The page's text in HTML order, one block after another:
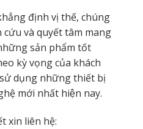
định vị thế, chúng
và quyết tâm mang
sản phẩm tốt
kỳ vọng của khách
dụng những thiết bị
mới nhất hiện nay.
xin liên hệ: